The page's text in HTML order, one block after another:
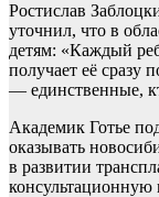
Ростислав
уточнил, что в
детям: «Каждый
получает её сразу
— единственные,
Академик Готье
оказывать
в развитии